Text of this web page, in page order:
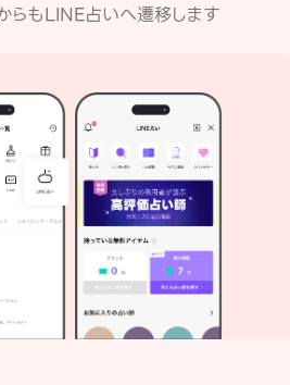
らもLINE占いへ遷移します